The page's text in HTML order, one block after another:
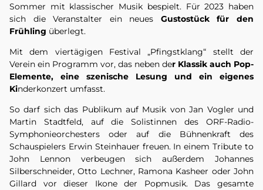
Sommer mit klassischer Musik bespielt. Für 2023 haben
sich die Veranstalter ein neues Gustostück für den
Frühling überlegt.
Mit dem viertägigen Festival „Pfingstklang“ stellt der
Verein ein Programm vor, das neben der Klassik auch Pop-
Elemente, eine szenische Lesung und ein eigenes
Kinderkonzert umfasst.
So darf sich das Publikum auf Musik von Jan Vogler und
Martin Stadtfeld, auf die Solistinnen des ORF-Radio-
Symphonieorchesters oder auf die Bühnenkraft des
Schauspielers Erwin Steinhauer freuen. In einem Tribute to
John Lennon verbeugen sich außerdem Johannes
Silberschneider, Otto Lechner, Ramona Kasheer oder John
Gillard vor dieser Ikone der Popmusik. Das gesamte